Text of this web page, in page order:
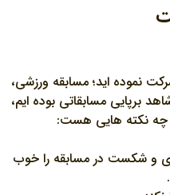
نموده ايد؛ مسابقه ورزشي،
برپايي مسابقاتي بوده ايم،
چه نکته هايي هست:
و شکست در مسابقه را خوب